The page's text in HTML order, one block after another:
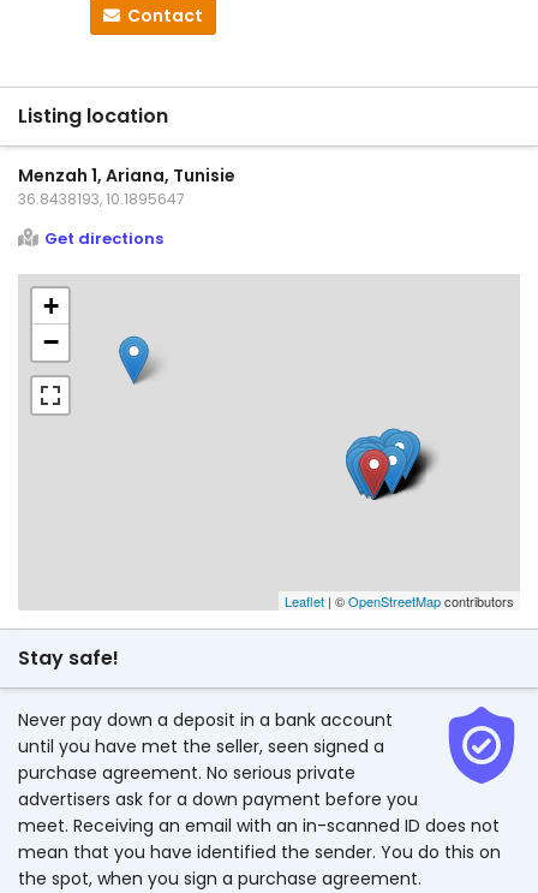
Contact
Listing location
Menzah 1, Ariana, Tunisie
36.8438193, 10.1895647
Get directions
+
−
Leaflet | ©OpenStreetMapcontributors
Stay safe!
Never pay down a deposit in a bank account
until you have met the seller, seen signed a
purchase agreement. No serious private
advertisers ask for a down payment before you
meet. Receiving an email with an in-scanned ID does not
mean that you have identified the sender. You do this on
the spot, when you sign a purchase agreement.